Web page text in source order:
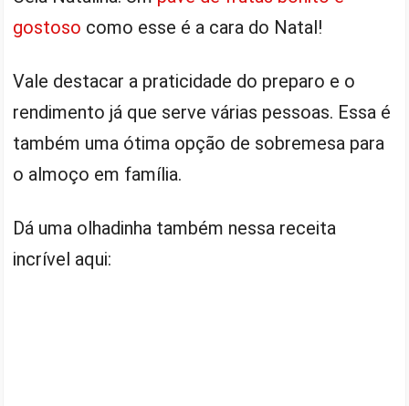
gostoso como esse é a cara do Natal!
Vale destacar a praticidade do preparo e o
rendimento já que serve várias pessoas. Essa é
também uma ótima opção de sobremesa para
o almoço em família.
Dá uma olhadinha também nessa receita
incrível aqui: